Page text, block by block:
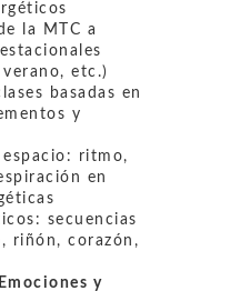
la MTC a
etc.)
basadas en
y
ritmo,
en
secuencias
riñón, corazón,
y